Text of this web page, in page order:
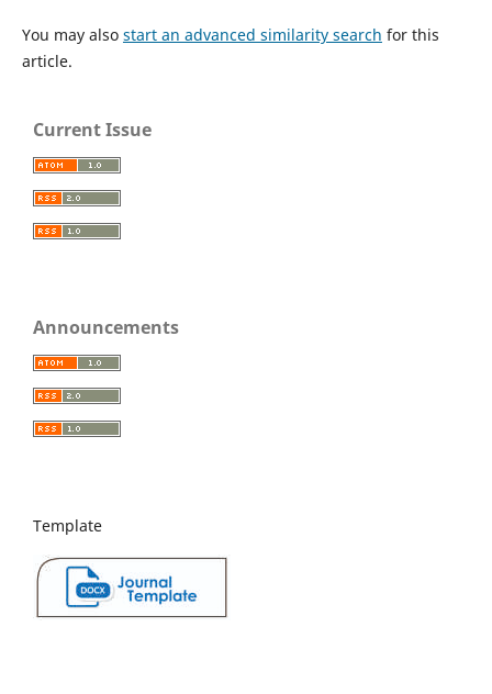
You may also start an advanced similarity search for this
article.
Current Issue
Announcements
Template